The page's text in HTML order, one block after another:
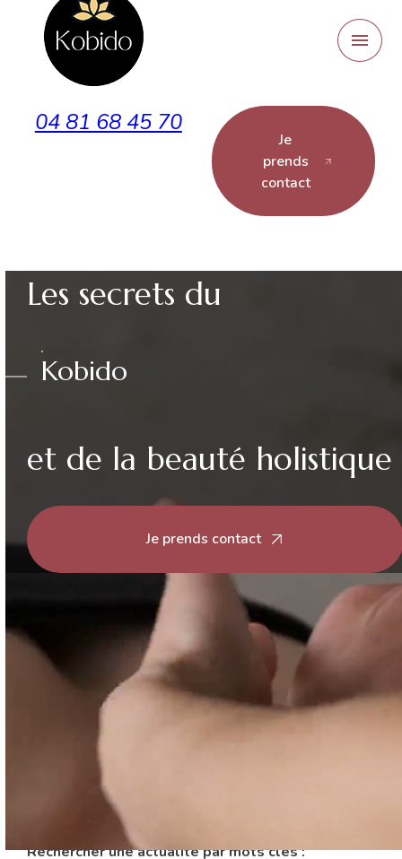
menu
04 81 68 45 70
Je
prends
contact
Les secrets du
Kobido
et de la beauté holistique
Je prends contact
Accueil> Actualités
Actualités
Explorez des conseils bien-être, des inspirations beauté
et l’actualité de l'Authentique Kobido® pour prolonger
l’éclat et l’équilibre au quotidien.
Rechercher une actualité par mots clés :
Panneau de gestion des cookies